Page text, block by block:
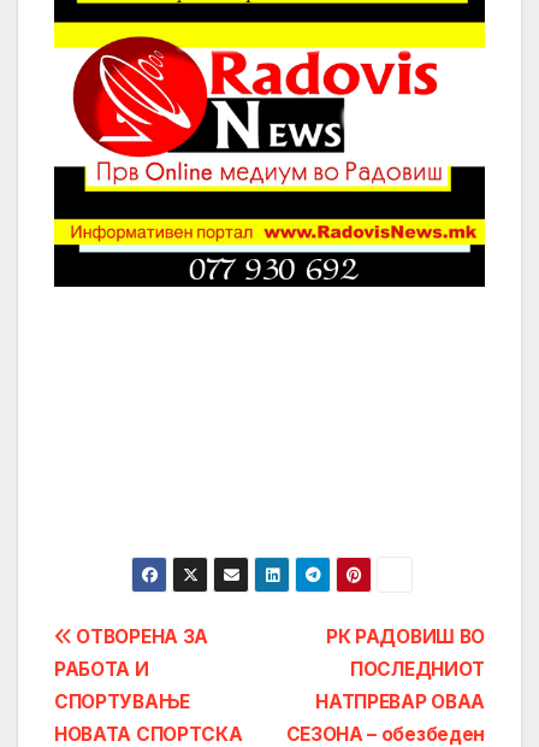
Post
navigation
РК РАДОВИШ ВО
ПОСЛЕДНИОТ
НАТПРЕВАР ОВАА
СЕЗОНА – обезбеден
ОТВОРЕНА ЗА
РАБОТА И
СПОРТУВАЊЕ
НОВАТА СПОРТСКА